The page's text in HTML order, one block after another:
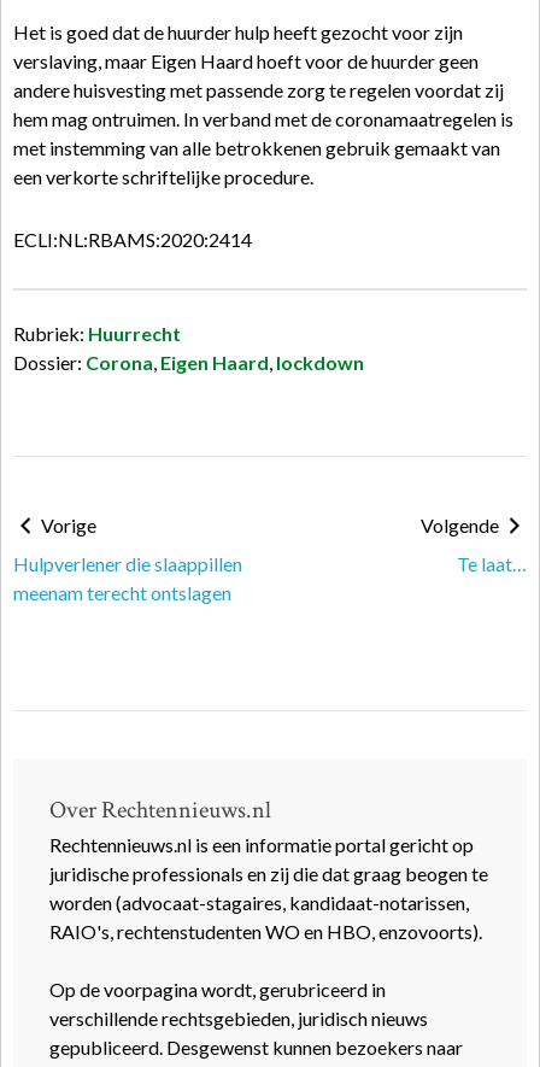
Het is goed dat de huurder hulp heeft gezocht voor zijn
verslaving, maar Eigen Haard hoeft voor de huurder geen
andere huisvesting met passende zorg te regelen voordat zij
hem mag ontruimen. In verband met de coronamaatregelen is
met instemming van alle betrokkenen gebruik gemaakt van
een verkorte schriftelijke procedure.
ECLI:NL:RBAMS:2020:2414
Rubriek: Huurrecht
Dossier: Corona, Eigen Haard, lockdown
Vorige
Hulpverlener die slaappillen
meenam terecht ontslagen
Volgende
Te laat…
Over Rechtennieuws.nl
Rechtennieuws.nl is een informatie portal gericht op
juridische professionals en zij die dat graag beogen te
worden (advocaat-stagaires, kandidaat-notarissen,
RAIO's, rechtenstudenten WO en HBO, enzovoorts).
Op de voorpagina wordt, gerubriceerd in
verschillende rechtsgebieden, juridisch nieuws
gepubliceerd. Desgewenst kunnen bezoekers naar